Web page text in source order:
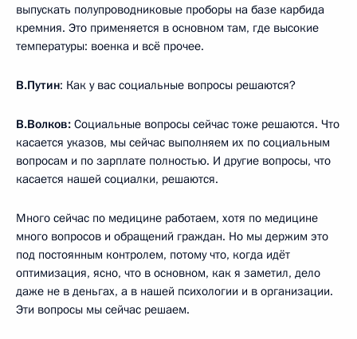
выпускать полупроводниковые проборы на базе карбида
кремния. Это применяется в основном там, где высокие
температуры: военка и всё прочее.
В.Путин: Как у вас социальные вопросы решаются?
В.Волков: Социальные вопросы сейчас тоже решаются. Что
касается указов, мы сейчас выполняем их по социальным
вопросам и по зарплате полностью. И другие вопросы, что
касается нашей социалки, решаются.
Много сейчас по медицине работаем, хотя по медицине
много вопросов и обращений граждан. Но мы держим это
под постоянным контролем, потому что, когда идёт
оптимизация, ясно, что в основном, как я заметил, дело
даже не в деньгах, а в нашей психологии и в организации.
Эти вопросы мы сейчас решаем.